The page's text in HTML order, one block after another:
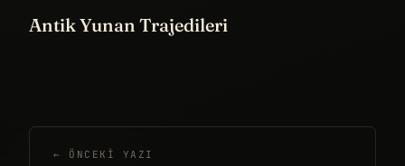
Antik Yunan Trajedileri
← ÖNCEKI YAZI